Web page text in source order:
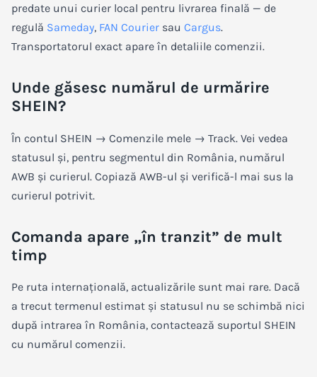
predate unui curier local pentru livrarea finală — de
regulă Sameday, FAN Courier sau Cargus.
Transportatorul exact apare în detaliile comenzii.
Unde găsesc numărul de urmărire
SHEIN?
În contul SHEIN → Comenzile mele → Track. Vei vedea
statusul și, pentru segmentul din România, numărul
AWB și curierul. Copiază AWB-ul și verifică-l mai sus la
curierul potrivit.
Comanda apare „în tranzit” de mult
timp
Pe ruta internațională, actualizările sunt mai rare. Dacă
a trecut termenul estimat și statusul nu se schimbă nici
după intrarea în România, contactează suportul SHEIN
cu numărul comenzii.